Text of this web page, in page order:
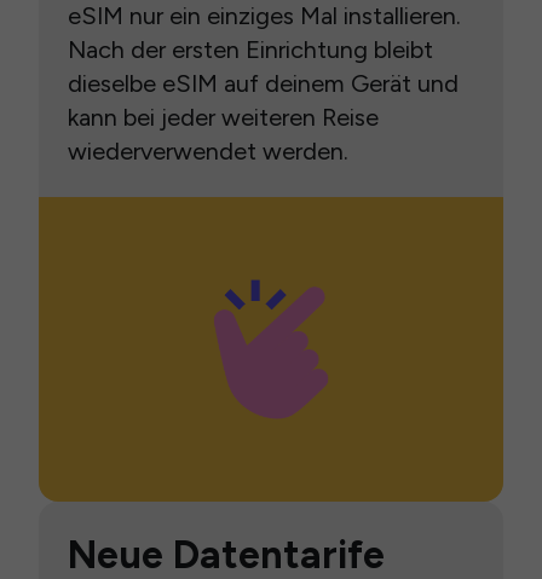
eSIM nur ein einziges Mal installieren.
Nach der ersten Einrichtung bleibt
dieselbe eSIM auf deinem Gerät und
kann bei jeder weiteren Reise
wiederverwendet werden.
Neue Datentarife